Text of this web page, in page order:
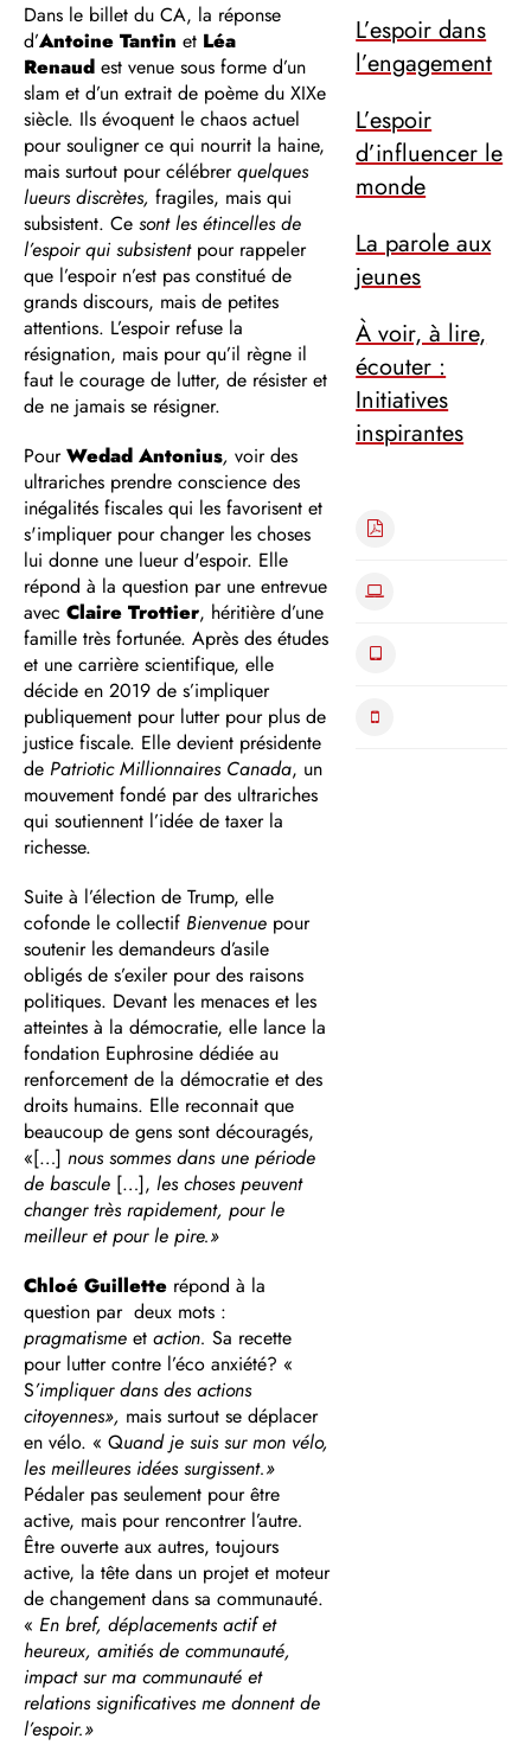
Dans le billet du CA, la réponse
d’Antoine Tantin et Léa
Renaud est venue sous forme d’un
slam et d’un extrait de poème du XIXe
siècle. Ils évoquent le chaos actuel
pour souligner ce qui nourrit la haine,
mais surtout pour célébrerquelques
lueurs discrètes, fragiles, mais qui
subsistent. Ce sont les étincelles de
l’espoir qui subsistent pour rappeler
que l’espoir n’est pas constitué de
grands discours, mais de petites
attentions. L’espoir refuse la
résignation, mais pour qu’il règne il
faut le courage de lutter, de résister et
de ne jamais se résigner.
PourWedad Antonius, voir des
ultrariches prendre conscience des
inégalités fiscales qui les favorisent et
s'impliquer pour changer les choses
lui donne une lueur d'espoir. Elle
répond à la question par une entrevue
avec Claire Trottier, héritière d’une
famille très fortunée. Après des études
et une carrière scientifique, elle
décide en 2019 de s’impliquer
publiquement pour lutter pour plus de
justice fiscale. Elle devient présidente
de Patriotic Millionnaires Canada, un
mouvement fondé par des ultrariches
qui soutiennent l’idée de taxer la
richesse.
Suite à l’élection de Trump, elle
cofonde le collectif Bienvenue pour
soutenir les demandeurs d’asile
obligés de s’exiler pour des raisons
politiques. Devant les menaces et les
atteintes à la démocratie, elle lance la
fondation Euphrosine dédiée au
renforcement de la démocratie et des
droits humains. Elle reconnait que
beaucoup de gens sont découragés,
«[…] nous sommes dans une période
de bascule […], les choses peuvent
changer très rapidement, pour le
meilleur et pour le pire.»
Chloé Guillette répond à la
question par deux mots :
pragmatisme et action. Sa recette
pour lutter contre l’éco anxiété? «
S’impliquer dans des actions
citoyennes», mais surtout se déplacer
en vélo. « Quand je suis sur mon vélo,
les meilleures idées surgissent.»
Pédaler pas seulement pour être
active, mais pour rencontrer l’autre.
Être ouverte aux autres, toujours
active, la tête dans un projet et moteur
de changement dans sa communauté.
« En bref, déplacements actif et
heureux, amitiés de communauté,
impact sur ma communauté et
relations significatives me donnent de
l’espoir.»
L’espoir dans
l’engagement
L’espoir
d’influencer le
monde
La parole aux
jeunes
À voir, à lire,
écouter :
Initiatives
inspirantes